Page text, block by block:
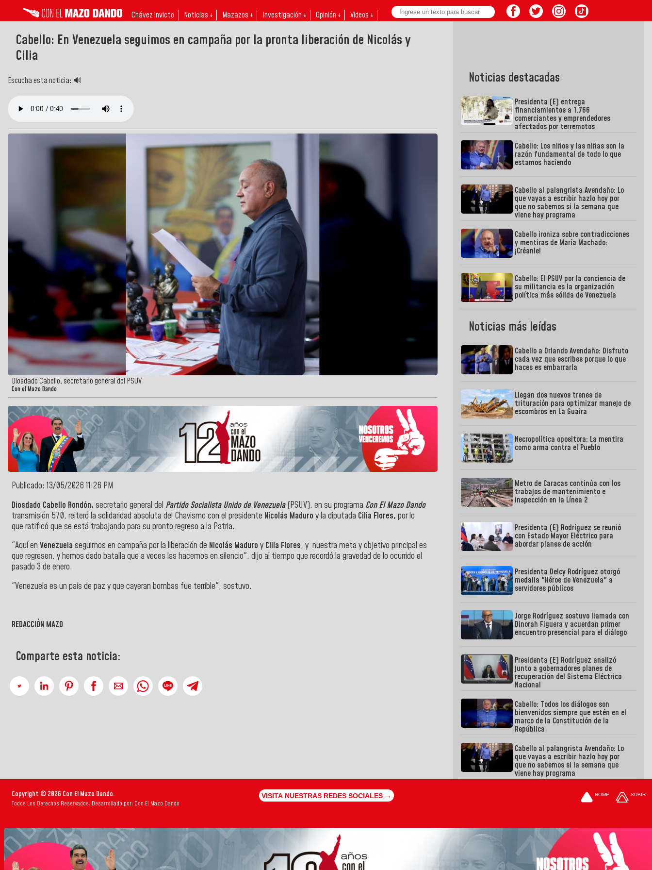
Chávez invicto Noticias ↓ Mazazos ↓ Investigación ↓ Opinión ↓ Videos ↓
Cabello: En Venezuela seguimos en campaña por la pronta liberación de Nicolás y
Cilia
Escucha esta noticia: 🔊
Diosdado Cabello, secretario general del PSUV
Con el Mazo Dando
Publicado: 13/05/2026 11:26 PM
Diosdado Cabello Rondón, secretario general del Partido Socialista Unido de Venezuela(PSUV), en su programa Con El Mazo Dando
transmisión 570, reiteró la solidaridad absoluta del Chavismo con el presidente Nicolás Maduro y la diputada Cilia Flores, por lo
que ratificó que se está trabajando para su pronto regreso a la Patria.
"Aquí en Venezuela seguimos en campaña por la liberación de Nicolás Maduro y Cilia Flores, y nuestra meta y objetivo principal es
que regresen, y hemos dado batalla que a veces las hacemos en silencio", dijo al tiempo que recordó la gravedad de lo ocurrido el
pasado 3 de enero.
"Venezuela es un país de paz y que cayeran bombas fue terrible", sostuvo.
REDACCIÓN MAZO
Comparte esta noticia:
Noticias destacadas
Presidenta (E) entrega
financiamientos a 1.766
comerciantes y emprendedores
afectados por terremotos
Cabello: Los niños y las niñas son la
razón fundamental de todo lo que
estamos haciendo
Cabello al palangrista Avendaño: Lo
que vayas a escribir hazlo hoy por
que no sabemos si la semana que
viene hay programa
Cabello ironiza sobre contradicciones
y mentiras de María Machado:
¡Créanle!
Cabello: El PSUV por la conciencia de
su militancia es la organización
política más sólida de Venezuela
Noticias más leídas
Cabello a Orlando Avendaño: Disfruto
cada vez que escribes porque lo que
haces es embarrarla
Llegan dos nuevos trenes de
trituración para optimizar manejo de
escombros en La Guaira
Necropolítica opositora: La mentira
como arma contra el Pueblo
Metro de Caracas continúa con los
trabajos de mantenimiento e
inspección en la Línea 2
Presidenta (E) Rodríguez se reunió
con Estado Mayor Eléctrico para
abordar planes de acción
Presidenta Delcy Rodríguez otorgó
medalla "Héroe de Venezuela" a
servidores públicos
Jorge Rodríguez sostuvo llamada con
Dinorah Figuera y acuerdan primer
encuentro presencial para el diálogo
Presidenta (E) Rodríguez analizó
junto a gobernadores planes de
recuperación del Sistema Eléctrico
Nacional
Cabello: Todos los diálogos son
bienvenidos siempre que estén en el
marco de la Constitución de la
República
Cabello al palangrista Avendaño: Lo
que vayas a escribir hazlo hoy por
que no sabemos si la semana que
viene hay programa
Copyright © 2026 Con El Mazo Dando.
Todos Los Derechos Reservados. Desarrollado por: Con El Mazo Dando
VISITA NUESTRAS REDES SOCIALES → HOME SUBIR